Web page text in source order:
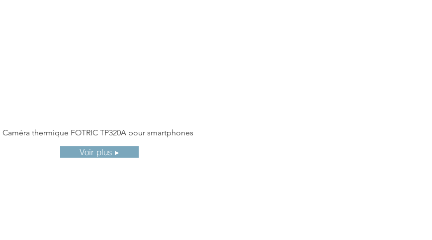
Caméra thermique FOTRIC TP320A pour smartphones
Voir plus ▸